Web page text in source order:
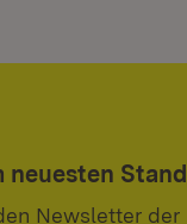
neuesten Stand
Newsletter der